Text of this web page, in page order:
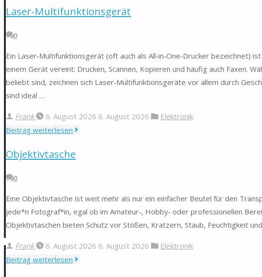
Laser-Multifunktionsgerät
0
Ein Laser‑Multifunktionsgerät (oft auch als All‑in‑One‑Drucker bezeichnet)
einem Gerät vereint: Drucken, Scannen, Kopieren und häufig auch Faxen.
beliebt sind, zeichnen sich Laser‑Multifunktionsgeräte vor allem durch
sind ideal …
Frank 6. August 2026 6. August 2026
Elektronik
Beitrag weiterlesen "Laser-
Objektivtasche
0
Eine Objektivtasche ist weit mehr als nur ein einfacher Beutel für den
jede*n Fotograf*in, egal ob im Amateur‑, Hobby‑ oder professionellen
Objektivtaschen bieten Schutz vor Stößen, Kratzern, Staub, Feuchtigkeit
Frank 6. August 2026 6. August 2026
Elektronik
Beitrag weiterlesen "Objektivtasche"